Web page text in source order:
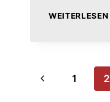
WEITERLESEN
Vorherige
1 2